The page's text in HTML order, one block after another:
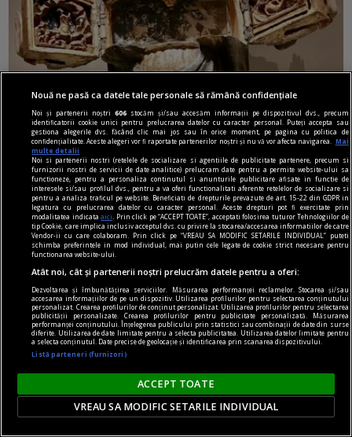
piese de schimb
(Sub)ansambluri cognitive
Omul nu mai este, poate, măsura tuturor
lucrurilor.
centenar - eugen barbu
Cu ură și abjecție
Nouă ne pasă ca datele tale personale să rămână confidențiale
Noi și partenerii noștri606 stocăm și/sau accesăm informații pe dispozitivul dvs., precum
identificatorii cookie unici pentru prelucrarea datelor cu caracter personal. Puteți accepta sau
gestiona alegerile dvs. făcând clic mai jos sau în orice moment, pe pagina cu politica de
confidențialitate. Aceste alegeri vor fi raportate partenerilor noștri și nu vă vor afecta navigarea.
Mai
multe detalii
Noi si partenerii nostri (retelele de socializare si agentiile de publicitate partenere, precum si
furnizorii nostri de servicii de date analitice) prelucram date pentru a permite website-ului sa
functioneze, pentru a personaliza continutul si anunturile publicitare afisate in functie de
interesele si/sau profilul dvs., pentru a va oferi functionalitati aferente retelelor de socializare si
pentru a analiza traficul pe website. Beneficiati de drepturile prevazute de art. 15-22 din GDPR in
legatura cu prelucrarea datelor cu caracter personal. Aceste drepturi pot fi exercitate prin
modalitatea indicataaici
. Prin click pe “ACCEPT TOATE”, acceptati folosirea tuturor Tehnologiilor de
tip Cookie, care implica inclusiv acceptul dvs. cu privire la stocarea/accesarea informatiilor de catre
Vendor-ii cu care colaboram. Prin click pe “VREAU SA MODIFIC SETARILE INDIVIDUAL” puteti
schimba preferintele in mod individual, mai putin cele legate de cookie strict necesare pentru
functionarea website-ului.
Atât noi, cât și partenerii noștri prelucrăm datele pentru a oferi:
Dezvoltarea și îmbunătățirea serviciilor. Măsurarea performanței reclamelor. Stocarea și/sau
accesarea informațiilor de pe un dispozitiv. Utilizarea profilurilor pentru selectarea conținutului
personalizat. Crearea profilurilor de conținut personalizat. Utilizarea profilurilor pentru selectarea
publicității personalizate. Crearea profilurilor pentru publicitate personalizată. Măsurarea
performanței conținutului. Înțelegerea publicului prin statistici sau combinații de date din surse
diferite. Utilizarea de date limitate pentru a selecta publicitatea. Utilizarea datelor limitate pentru
a selecta conținutul. Date precise de geolocație și identificarea prin scanarea dispozitivului.
Listă parteneri (furnizori)
ACCEPT TOATE
VREAU SA MODIFIC SETARILE INDIVIDUAL